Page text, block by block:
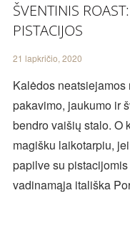
ŠVENTINIS
PISTACIJOS
21 lapkričio, 2020
Kalėdos
pakavimo, jaukumo ir
bendro vaišių stalo. O
magišku laikotarpiu,
papilve su
vadinamąja itališka